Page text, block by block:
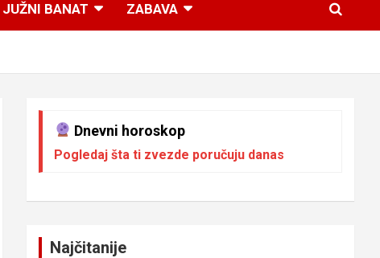
JUŽNI BANAT ZABAVA
Dnevni horoskop
Pogledaj šta ti zvezde poručuju danas
Najčitanije